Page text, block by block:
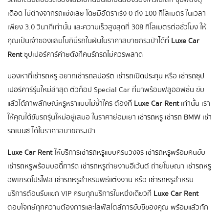
เดือด ไม่ต่างจากรถแข่งเลย โดยมีอัตราเร่ง 0 ถึง 100 กิโลเมตร ในเวลา
เพียง 3.0 วินาทีเท่านั้น และความเร็วสูงสุดที่ 308 กิโลเมตรต่อชั่วโมง ให้
คุณเป็นเจ้าของแลมโบกินี่รถในฝันในราคาสบายกระเป๋าได้ที่ Luxe Car
Rentซุปเปอร์คาร์ค่ายดังที่คนรักรถไม่ควรพลาด
มองหาที่เช่ารถหรูอยากเช่ารถสปอร์ต เช่ารถเปิดประทุน หรือ เช่ารถซุป
เปอร์คาร์รุ่นใหม่ล่าสุด ตัวท็อป Special Car ที่มาพร้อมฟลูออฟชั่น ขับ
แล้วได้ภาพลักษณ์หรูหราแบบไม่ซ้ำใคร ต้องที่ Luxe Car Rentเท่านั้น เรา
ให้คุณได้ขับรถรุ่นใหม่อยู่เสมอ ในราคาย่อมเยา เช่ารถหรู เช่ารถ BMW เช่า
รถเบนซ์ได้ในราคาสบายกระเป๋า
Luxe Car Rentให้บริการเช่ารถหรูแบบครบวงจร เช่ารถหรูพร้อมคนขับ
เช่ารถหรูพร้อมบอดี้การ์ด เช่ารถหรูถ่ายงานอีเว้นต์ ถ่ายโฆษณา เช่ารถหรู
อัพเกรดโปรไฟล์ เช่ารถหรูสำหรับพิธีแต่งงาน หรือ เช่ารถหรูสำหรับ
บริการต้อนรับแขก VIP ครบทุกบริการในหนึ่งเดียวที่ Luxe Car Rent
ตอบโจทย์ทุกความต้องการและไลฟ์สไตล์การขับขี่ของคุณ พร้อมแล้วทัก